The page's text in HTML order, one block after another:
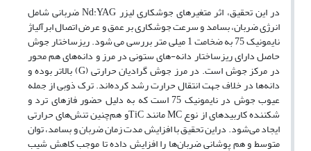
در این تحقیق، اثر متغیرهای جوشکاری لیزر Nd:YAG ضربانی شامل
انرژی ضربان، بسامد و سرعت جوشکاری بر عمق و عرض اتصال ابرآلیاژ
نایمونیک 75 به ضخامت 1 میلی متر بررسی می شود. ریزساختار جوش
حاصل دارای ریزساختار دانه-های ستونی در مرز و دانه‌های هم محور
در مرکز جوش است. در مرز جوش گرادیان حرارتی (G) بالاتر بوده و
دانه‌ها در خلاف جهت انتقال حرارت رشد کرده‌اند. ترک ذوبی از جمله
عیوب جوش در نایمونیک 75 است که به دلیل حضور فازهای ترد و
شکننده کاربیدهای از نوع MC مانند TiCو هم‌چنین تنش‌های حرارتی
ایجاد می‌شود. دراین تحقیق با افزایش مدت زمان ضربان و بسامد، توان
متوسط و هم پوشانی ضربان‌ها را افزایش داده تا موجب کاهش شیب